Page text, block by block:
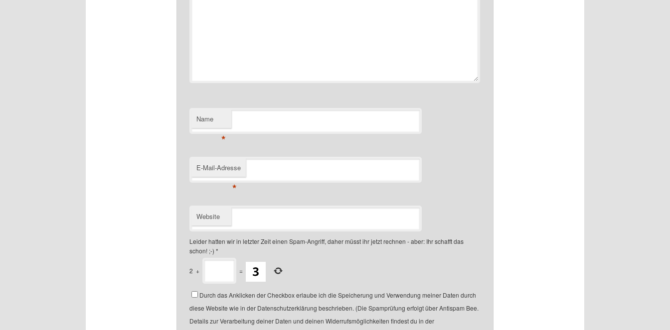
Name
*
E-Mail-Adresse
*
Website
Leider hatten wir in letzter Zeit einen Spam-Angriff, daher müsst ihr jetzt rechnen - aber: Ihr schafft das
schon! ;-) *
2 + =
Durch das Anklicken der Checkbox erlaube ich die Speicherung und Verwendung meiner Daten durch
diese Website wie in der Datenschutzerklärung beschrieben. (Die Spamprüfung erfolgt über Antispam Bee.
Details zur Verarbeitung deiner Daten und deinen Widerrufsmöglichkeiten findest du in der